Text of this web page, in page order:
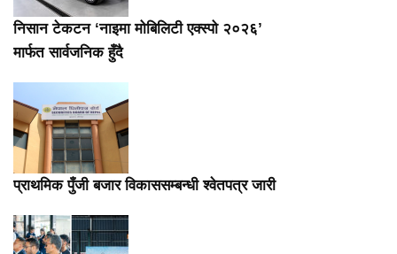
निसान टेकटन ‘नाइमा मोबिलिटी एक्स्पो २०२६’
मार्फत सार्वजनिक हुँदै
प्राथमिक पुँजी बजार विकाससम्बन्धी श्वेतपत्र जारी